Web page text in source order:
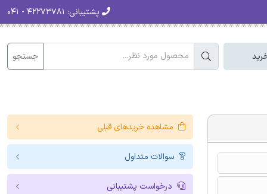
پشتیبانی:
جستجو
مشاهده خریدهای قبلی
سوالات متداول
درخواست پشتیبانی